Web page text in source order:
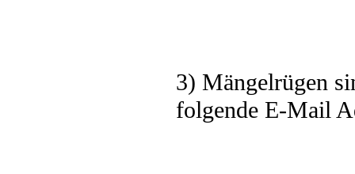
3) Mängelrügen
folgende E-Mail